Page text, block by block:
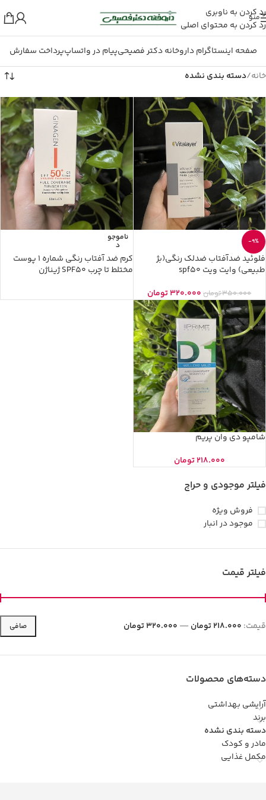
رد کردن به ناوبری
رد کردن به محتوای اصلی
منو
صفحه اینستاگرام داروخانه دکتر فصیحیپیام در واتساپپرداخت سفارش
خانه/دسته بندی نشده
-9%
فلوئید ضدآفتاب ضدلک رنگی(بژ
طبیعی) وایت ویت spf50
350.000تومان 320.000تومان
ناموجو
د
کرم ضد آفتاب رنگی شماره ۱ پوست
مختلط تا چرب SPF50 ژیناژن
شامپو دی وان پریم
218.000تومان
فیلتر موجودی و حراج
فروش ویژه
موجود در انبار
فیلتر قیمت
صافی قيمت: 218.000 تومان — 320.000 تومان
دسته‌های محصولات
آرایشی بهداشتی
برند
دسته بندی نشده
مادر و کودک
مکمل غذایی